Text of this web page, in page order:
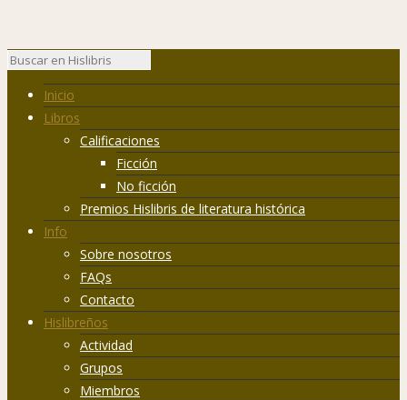
Inicio
Libros
Calificaciones
Ficción
No ficción
Premios Hislibris de literatura histórica
Info
Sobre nosotros
FAQs
Contacto
Hislibreños
Actividad
Grupos
Miembros